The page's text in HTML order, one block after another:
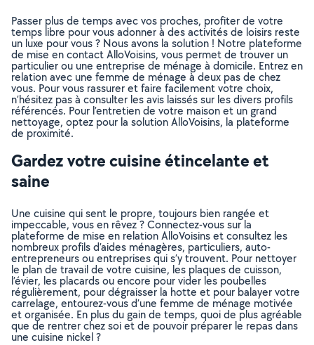
Passer plus de temps avec vos proches, profiter de votre
temps libre pour vous adonner à des activités de loisirs reste
un luxe pour vous ? Nous avons la solution ! Notre plateforme
de mise en contact AlloVoisins, vous permet de trouver un
particulier ou une entreprise de ménage à domicile. Entrez en
relation avec une femme de ménage à deux pas de chez
vous. Pour vous rassurer et faire facilement votre choix,
n’hésitez pas à consulter les avis laissés sur les divers profils
référencés. Pour l’entretien de votre maison et un grand
nettoyage, optez pour la solution AlloVoisins, la plateforme
de proximité.
Gardez votre cuisine étincelante et
saine
Une cuisine qui sent le propre, toujours bien rangée et
impeccable, vous en rêvez ? Connectez-vous sur la
plateforme de mise en relation AlloVoisins et consultez les
nombreux profils d’aides ménagères, particuliers, auto-
entrepreneurs ou entreprises qui s’y trouvent. Pour nettoyer
le plan de travail de votre cuisine, les plaques de cuisson,
l’évier, les placards ou encore pour vider les poubelles
régulièrement, pour dégraisser la hotte et pour balayer votre
carrelage, entourez-vous d’une femme de ménage motivée
et organisée. En plus du gain de temps, quoi de plus agréable
que de rentrer chez soi et de pouvoir préparer le repas dans
une cuisine nickel ?